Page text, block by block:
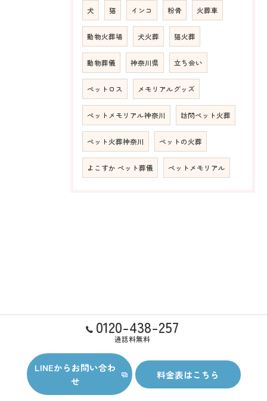
犬 猫 インコ 粉骨 火葬車
動物火葬場 犬火葬 猫火葬
動物葬儀 神奈川県 立ち会い
ペットロス メモリアルグッズ
ペットメモリアル神奈川 訪問ペット火葬
ペット火葬神奈川 ペットの火葬
よこすか ペット葬儀 ペットメモリアル
0120-438-257
通話料無料
LINEからお問い合わ
せ
料金表はこちら